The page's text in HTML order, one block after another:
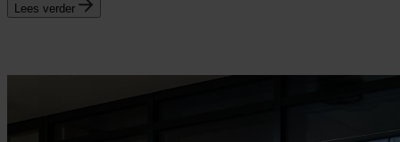
Lees verder